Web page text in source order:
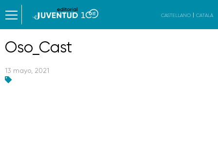
CASTELLANO CATALÀ
Oso_Cast
13 mayo, 2021